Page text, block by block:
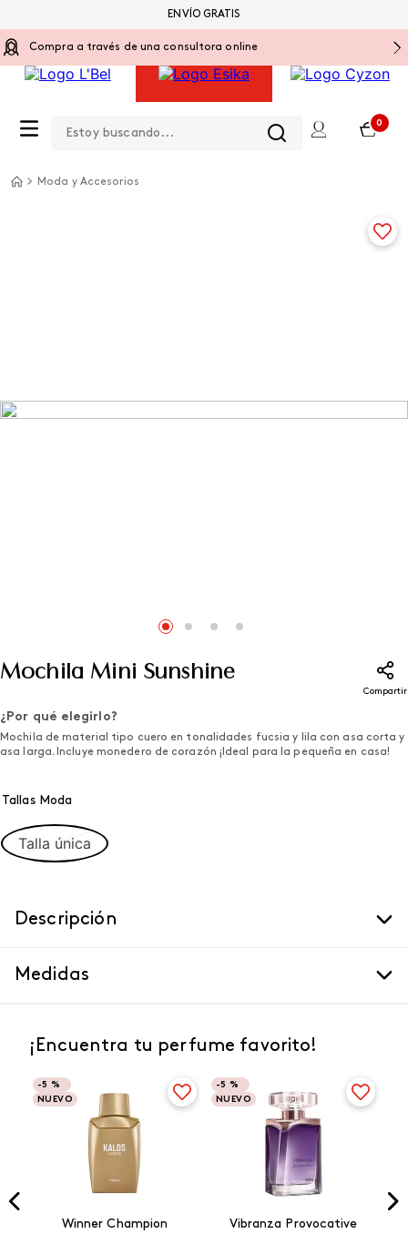
Compra a través de una consultora online
0
ENVÍO GRATIS
Moda y Accesorios
Mochila Mini Sunshine
Compartir
¿Por qué elegirlo?
Mochila de material tipo cuero en tonalidades fucsia y lila con asa corta y
asa larga. Incluye monedero de corazón ¡Ideal para la pequeña en casa!
Tallas Moda
Talla única
Descripción
Medidas
¡Encuentra tu perfume favorito!
-5 %
NUEVO
Winner Champion
-5 %
NUEVO
Vibranza Provocative